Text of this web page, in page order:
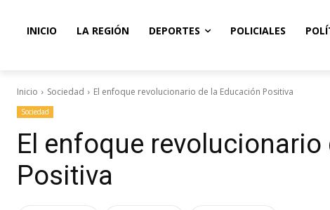
INICIO LA REGIÓN DEPORTES POLICIALES
Inicio Sociedad El enfoque revolucionario de la Educación Positiva
Sociedad
El enfoque revolucionario
Positiva